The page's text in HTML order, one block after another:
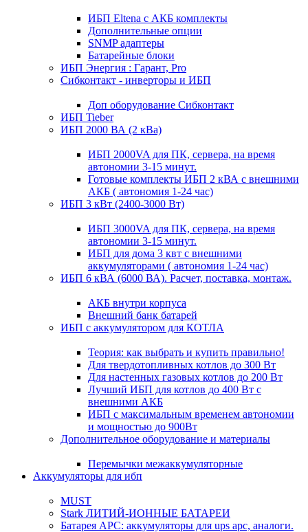
ИБП Eltena с АКБ комплекты
Дополнительные опции
SNMP адаптеры
Батарейные блоки
ИБП Энергия : Гарант, Pro
Сибконтакт - инверторы и ИБП
Доп оборудование Сибконтакт
ИБП Tieber
ИБП 2000 ВА (2 кВа)
ИБП 2000VA для ПК, сервера, на время
автономии 3-15 минут.
Готовые комплекты ИБП 2 кВА с внешними
АКБ ( автономия 1-24 час)
ИБП 3 кВт (2400-3000 Вт)
ИБП 3000VA для ПК, сервера, на время
автономии 3-15 минут.
ИБП для дома 3 квт с внешними
аккумуляторами ( автономия 1-24 час)
ИБП 6 кВА (6000 ВА). Расчет, поставка, монтаж.
АКБ внутри корпуса
Внешний банк батарей
ИБП с аккумулятором для КОТЛА
Теория: как выбрать и купить правильно!
Для твердотопливных котлов до 300 Вт
Для настенных газовых котлов до 200 Вт
Лучший ИБП для котлов до 400 Вт с
внешними АКБ
ИБП с максимальным временем автономии
и мощностью до 900Вт
Дополнительное оборудование и материалы
Перемычки межаккумуляторные
Аккумуляторы для ибп
MUST
Stark ЛИТИЙ-ИОННЫЕ БАТАРЕИ
Батарея APC: аккумуляторы для ups apc, аналоги.